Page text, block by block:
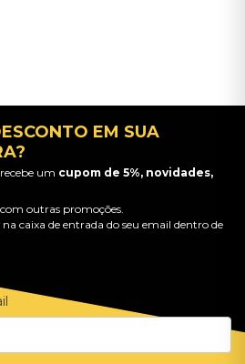
EM SUA
um cupom de 5%, novidades,
outras promoções.
caixa de entrada do seu email dentro de